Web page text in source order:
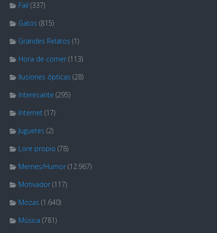
Fail (337)
Gatos (815)
Grandes Relatos (1)
Hora de comer (113)
Ilusiones ópticas (28)
Interesante (295)
Internet (17)
Juguetes (2)
Lore propio (78)
Memes/Humor (12.967)
Motivador (117)
Mozas (1.640)
Música (781)